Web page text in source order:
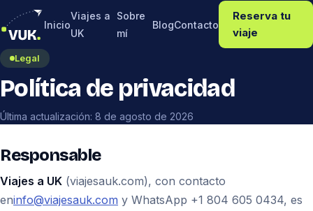
Inicio
Viajes a
UK
Sobre
mí
BlogContacto
Reserva tu
viaje
Legal
Política de privacidad
Última actualización: 8 de agosto de 2026
Responsable
Viajes a UK (viajesauk.com), con contacto
eninfo@viajesauk.com y WhatsApp +1 804 605 0434, es